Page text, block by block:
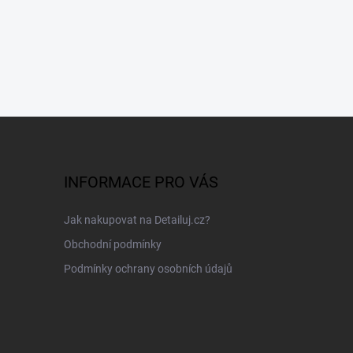
INFORMACE PRO VÁS
Jak nakupovat na Detailuj.cz?
Obchodní podmínky
Podmínky ochrany osobních údajů